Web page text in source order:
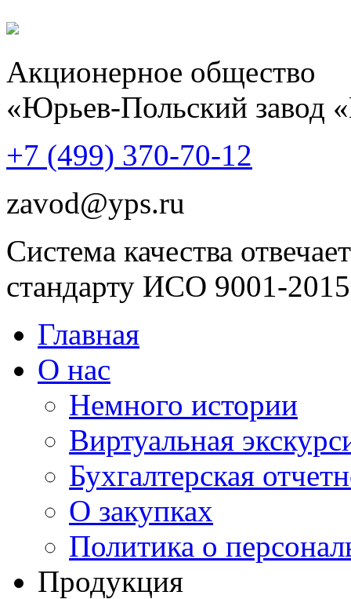
Акционерное общество
«Юрьев-Польский завод
+7 (499) 370-70-12
zavod@yps.ru
Система качества отвечает
стандарту ИСО 9001-2015
Главная
О нас
Немного истории
Виртуальная
Бухгалтерская
О закупках
Политика о
Продукция